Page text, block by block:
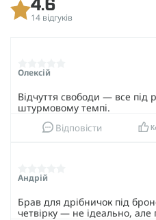
4.6
14 відгуків
Олексій
Відчуття свободи — все під
штурмовому темпі.
Відповісти
Андрій
Брав для дрібничок під
четвірку — не ідеально, але